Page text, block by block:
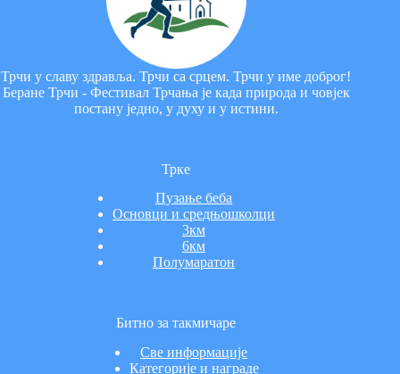
Трчи у славу здравља. Трчи са срцем. Трчи у име доброг!
Берaне Трчи - Фестивал Трчања је када природа и човјек
постану једно, у духу и у истини.
Трке
Пузање беба
Основци и средњошколци
3км
6км
Полумаратон
Битно за такмичаре
Све информације
Категорије и награде